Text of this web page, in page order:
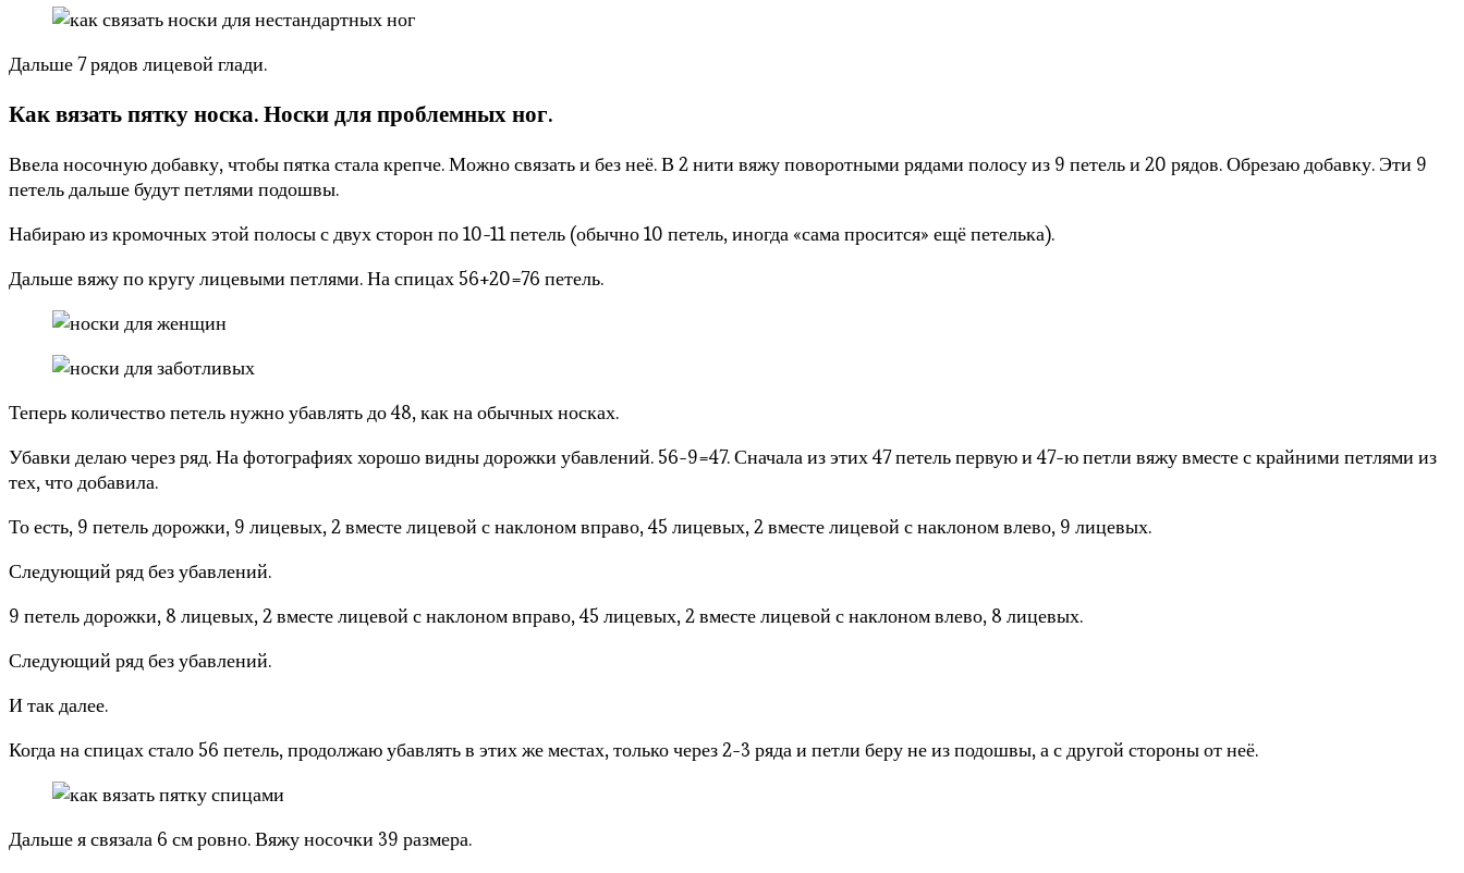
Дальше 7 рядов лицевой глади.
Как вязать пятку носка. Носки для проблемных ног.
Ввела носочную добавку, чтобы пятка стала крепче. Можно связать и без неё. В 2 нити вяжу поворотными рядами полосу из 9 петель и 20 рядов. Обрезаю добавку. Эти 9
петель дальше будут петлями подошвы.
Набираю из кромочных этой полосы с двух сторон по 10-11 петель (обычно 10 петель, иногда «сама просится» ещё петелька).
Дальше вяжу по кругу лицевыми петлями. На спицах 56+20=76 петель.
Теперь количество петель нужно убавлять до 48, как на обычных носках.
Убавки делаю через ряд. На фотографиях хорошо видны дорожки убавлений. 56-9=47. Сначала из этих 47 петель первую и 47-ю петли вяжу вместе с крайними петлями из
тех, что добавила.
То есть, 9 петель дорожки, 9 лицевых, 2 вместе лицевой с наклоном вправо, 45 лицевых, 2 вместе лицевой с наклоном влево, 9 лицевых.
Следующий ряд без убавлений.
9 петель дорожки, 8 лицевых, 2 вместе лицевой с наклоном вправо, 45 лицевых, 2 вместе лицевой с наклоном влево, 8 лицевых.
Следующий ряд без убавлений.
И так далее.
Когда на спицах стало 56 петель, продолжаю убавлять в этих же местах, только через 2-3 ряда и петли беру не из подошвы, а с другой стороны от неё.
Дальше я связала 6 см ровно. Вяжу носочки 39 размера.